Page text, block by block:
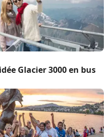
Glacier 3000 en bus